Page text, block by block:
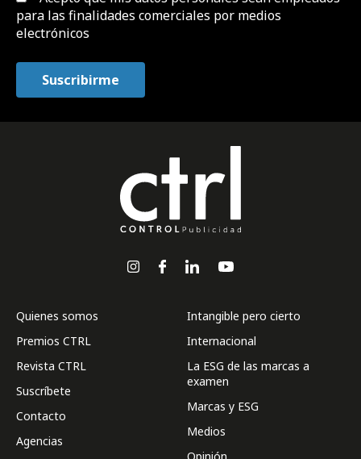
para las finalidades comerciales por medios
electrónicos
Quienes somos
Premios CTRL
Revista CTRL
Suscríbete
Contacto
Agencias
Intangible pero cierto
Internacional
La ESG de las marcas a
examen
Marcas y ESG
Medios